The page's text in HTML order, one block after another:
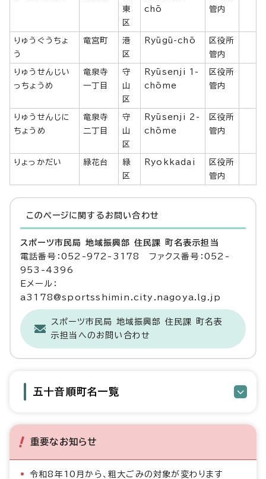
東
区
chō
管内
りゅうぐうちょ
う
竜宮町
港
区
Ryūgū-chō
区役所
管内
りゅうせんじい
っちょうめ
竜泉寺
一丁目
守
山
区
Ryūsenji 1-
chōme
区役所
管内
りゅうせんじに
ちょうめ
竜泉寺
二丁目
守
山
区
Ryūsenji 2-
chōme
区役所
管内
りょっかだい 緑花台
緑
区
Ryokkadai
区役所
管内
このページに関する お問い合わせ
スポーツ市民局 地域振興部 住民課 町名表示担当
電話番号：052-972-3178 ファクス番号：052-
953-4396
Eメール：
a3178@sportsshimin.city.nagoya.lg.jp
スポーツ市民局 地域振興部 住民課 町名表
示担当へのお問い合わせ
五十音順町名一覧
重要なお知らせ
令和8年10月から、粗大ごみの対象が変わります